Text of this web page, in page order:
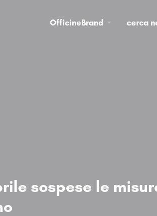
OfficineBrand cerca
sospese le